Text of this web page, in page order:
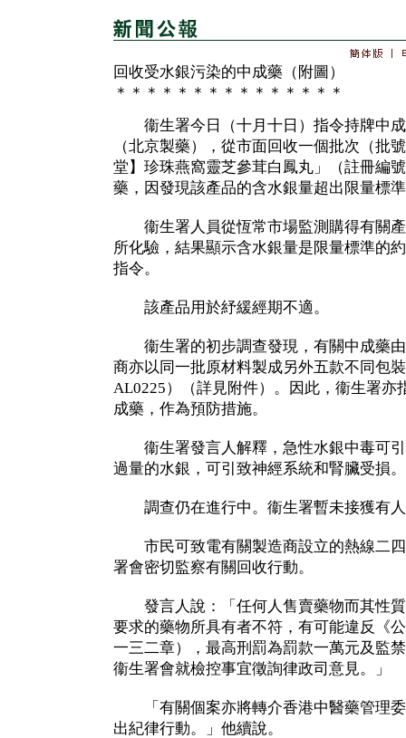
回收受水銀污染的中成藥（附圖）
＊＊＊＊＊＊＊＊＊＊＊＊＊＊＊
衞生署今日（十月十日）指令持牌中成
（北京製藥），從市面回收一個批次（批
堂】珍珠燕窩靈芝參茸白鳳丸」（註冊編
藥，因發現該產品的含水銀量超出限量標
衞生署人員從恆常市場監測購得有關產
所化驗，結果顯示含水銀量是限量標準的
指令。
該產品用於紓緩經期不適。
衞生署的初步調查發現，有關中成藥由
商亦以同一批原材料製成另外五款不同包
AL0225）（詳見附件）。因此，衞生署亦
成藥，作為預防措施。
衞生署發言人解釋，急性水銀中毒可引
過量的水銀，可引致神經系統和腎臟受損
調查仍在進行中。衞生署暫未接獲有人
市民可致電有關製造商設立的熱線二
署會密切監察有關回收行動。
發言人說：「任何人售賣藥物而其性質
要求的藥物所具有者不符，有可能違反《
一三二章），最高刑罰為罰款一萬元及監
衞生署會就檢控事宜徵詢律政司意見。」
「有關個案亦將轉介香港中醫藥管理委
出紀律行動。」他續說。